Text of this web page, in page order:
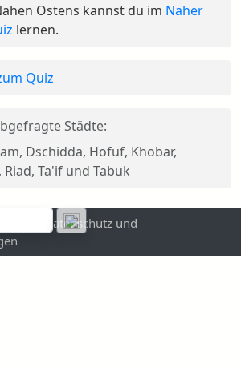
Ostens kannst du im Naher
lernen.
Quiz
Städte:
Dschidda, Hofuf, Khobar,
Ta'if und Tabuk
Datenschutz und